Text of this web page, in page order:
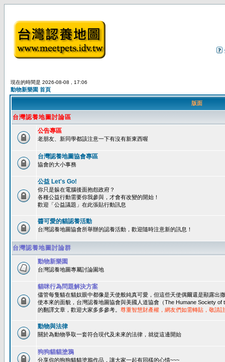
現在的時間是 2026-08-08 , 17:06
動物新樂園 首頁
版面
台灣認養地圖討論區
公告專區
老朋友、新同學都該注意一下有沒有新東西喔
台灣認養地圖協會專區
協會的大小事務
公益 Let's Go!
你只是躲在電腦後面抱怨政府？
各種公益行動需要你我參與，才會有改變的開始！
歡迎「公益議題」在此張貼行動訊息
醬可愛的貓認養活動
台灣認養地圖協會所舉辦的認養活動，歡迎隨時注意新的訊息！
台灣認養地圖討論群
動物新樂園
台灣認養地圖專屬討論園地
貓咪行為問題解決方案
儘管每隻貓在貓奴眼中都像是天使般純真可愛，但這些天使偶爾還是顯露出
使本來的面貌，台灣認養地圖協會與美國人道協會（The Humane Society
的翻譯文章，歡迎大家多多參考。 尊重智慧財產權，網友們如需轉貼，敬請
動物與法律
關於為動物爭取一套符合現代及未來的法律，就從這邊開始
狗狗貓貓塗鴉
分享你的狗狗貓貓塗鴉作品，讓大家一起有同樣的心情~~~